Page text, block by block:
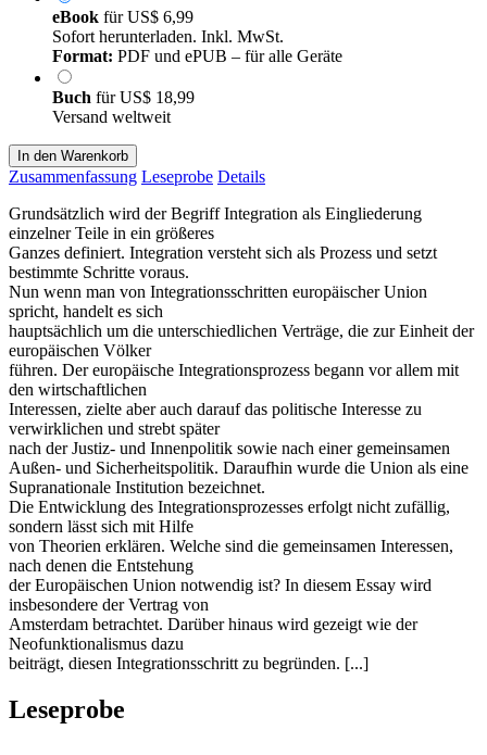
eBook fürUS$ 6,99
Sofort herunterladen. Inkl. MwSt.
Format: PDF und ePUB – für alle Geräte
Buch fürUS$ 18,99
Versand weltweit
In den Warenkorb
Zusammenfassung Leseprobe Details
Grundsätzlich wird der Begriff Integration als Eingliederung
einzelner Teile in ein größeres
Ganzes definiert. Integration versteht sich als Prozess und setzt
bestimmte Schritte voraus.
Nun wenn man von Integrationsschritten europäischer Union
spricht, handelt es sich
hauptsächlich um die unterschiedlichen Verträge, die zur Einheit der
europäischen Völker
führen. Der europäische Integrationsprozess begann vor allem mit
den wirtschaftlichen
Interessen, zielte aber auch darauf das politische Interesse zu
verwirklichen und strebt später
nach der Justiz- und Innenpolitik sowie nach einer gemeinsamen
Außen- und Sicherheitspolitik. Daraufhin wurde die Union als eine
Supranationale Institution bezeichnet.
Die Entwicklung des Integrationsprozesses erfolgt nicht zufällig,
sondern lässt sich mit Hilfe
von Theorien erklären. Welche sind die gemeinsamen Interessen,
nach denen die Entstehung
der Europäischen Union notwendig ist? In diesem Essay wird
insbesondere der Vertrag von
Amsterdam betrachtet. Darüber hinaus wird gezeigt wie der
Neofunktionalismus dazu
beiträgt, diesen Integrationsschritt zu begründen. [...]
Leseprobe